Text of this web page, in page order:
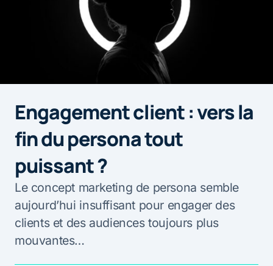
Engagement client : vers la
fin du persona tout
puissant ?
Le concept marketing de persona semble
aujourd’hui insuffisant pour engager des
clients et des audiences toujours plus
mouvantes…